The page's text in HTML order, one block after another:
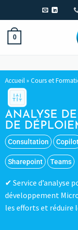
0
Accueil» Cours et
ANALYSE
DE
Consultation
Sharepoint Teams
Service d’analyse
développement
les efforts et réduire